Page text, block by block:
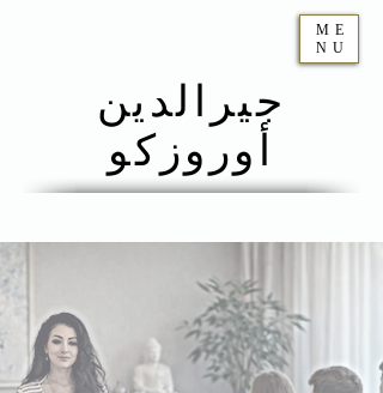
جيرالدين
أوروزكو
ME
NU